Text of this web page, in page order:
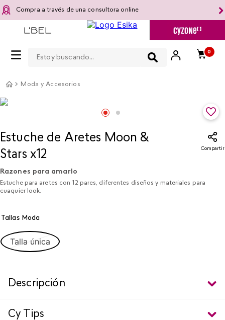
Compra a través de una consultora online
0
Moda y Accesorios
Estuche de Aretes Moon &
Stars x12
Compartir
Razones para amarlo
Estuche para aretes con 12 pares, diferentes diseños y materiales para
cuaquier look.
Tallas Moda
Talla única
Descripción
Cy Tips